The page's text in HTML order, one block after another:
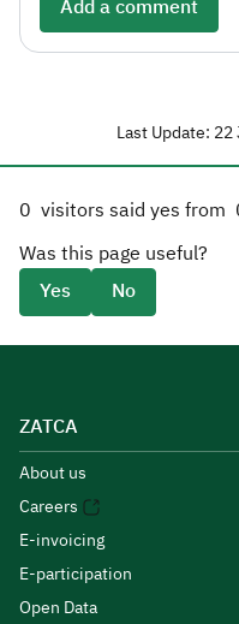
Add a comment
Last Update:
0 visitors said yes from
Was this page useful?
Yes
No
ZATCA
About us
Careers
E-invoicing
E-participation
Open Data